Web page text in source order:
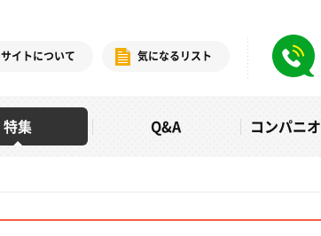
イトについて 気になるリスト
特集 Q&A コンパニ